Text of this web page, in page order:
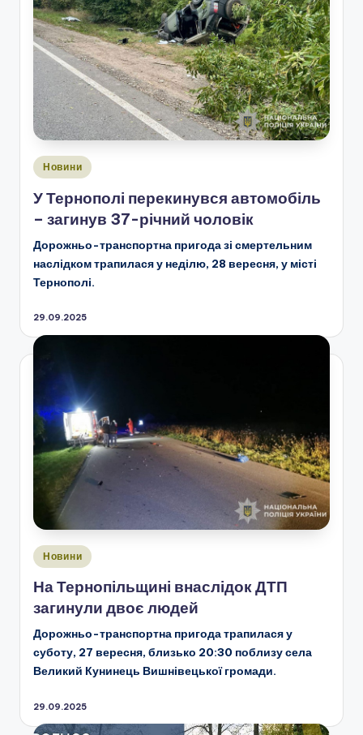
Опубліковано
Новини
У Тернополі перекинувся автомобіль
– загинув 37-річний чоловік
Дорожньо-транспортна пригода зі смертельним
наслідком трапилася у неділю, 28 вересня, у місті
Тернополі.
29.09.2025
Опубліковано
Новини
На Тернопільщині внаслідок ДТП
загинули двоє людей
Дорожньо-транспортна пригода трапилася у
суботу, 27 вересня, близько 20:30 поблизу села
Великий Кунинець Вишнівецької громади.
29.09.2025